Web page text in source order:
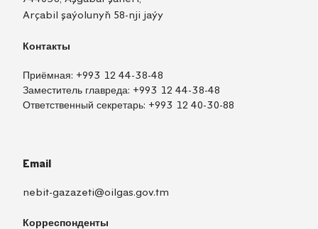
Arçabil şaýolunyň 58-nji jaýy
Контакты
Приёмная: +993 12 44-38-48
Заместитель главреда: +993 12 44-38-48
Ответственный секретарь: +993 12 40-30-88
Email
nebit-gazazeti@oilgas.gov.tm
Корреспонденты